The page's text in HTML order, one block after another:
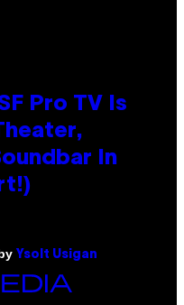
Pro TV Is
In
Ysolt Usigan